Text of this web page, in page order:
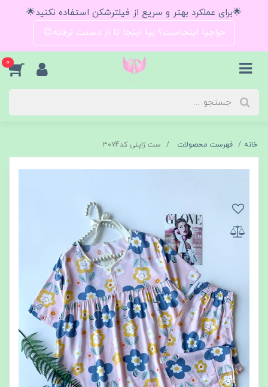
🌟برای عملکرد بهتر و سریع از فیلترشکن استفاده نکنید🌟
حراجیا اینجاست؟ بیا اینجا تا از دستت نرفته😍
0
خانه فهرست محصولات ست ژاپنی کد۳۰۷4